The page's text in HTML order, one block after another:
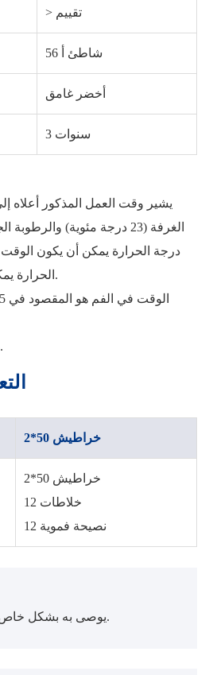
> تقييم
56 شاطئ أ
أخضر غامق
3 سنوات
الغرفة (23 درجة مئوية)
درجة الحرارة يمكن أن يكون
الحرارة يمكن أن يكون الوقت أطول.
3. بيانات من مختبر ضخم.
خراطيش 50*2
خراطيش 50*2
12 خلاطات
12 نصيحة فموية
يوصى به بشكل خاص لظهور الأسنان الكاملة.